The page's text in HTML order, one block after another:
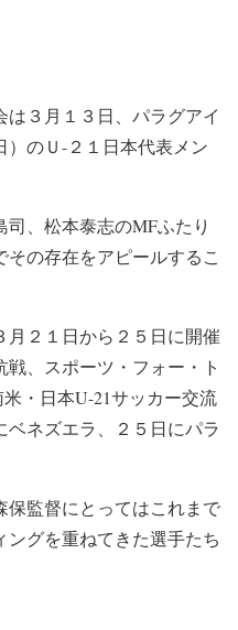
３月１３日、パラグアイ
のＵ-２１日本代表メン
、松本泰志のMFふたり
の存在をアピールするこ
２１日から２５日に開催
、スポーツ・フォー・ト
・日本U-21サッカー交流
ネズエラ、２５日にパラ
保監督にとってはこれまで
グを重ねてきた選手たち